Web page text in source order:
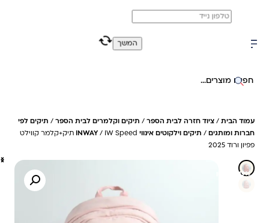
משלוח מהיר חינם בקניה מעל 299 ₪ (למעט ריהוט)
חיפוש באתר
עמוד הבית/ציוד חזרה לבית הספר/תיקים וקלמרים לבית הספר/תיקים לפי
חברות ומותגים/תיקים וילקוטים אינווי INWAY
/ IW Speed תיק+קלמר קווילט
פפיון ורוד 2025
19%- חיסכון
המשך